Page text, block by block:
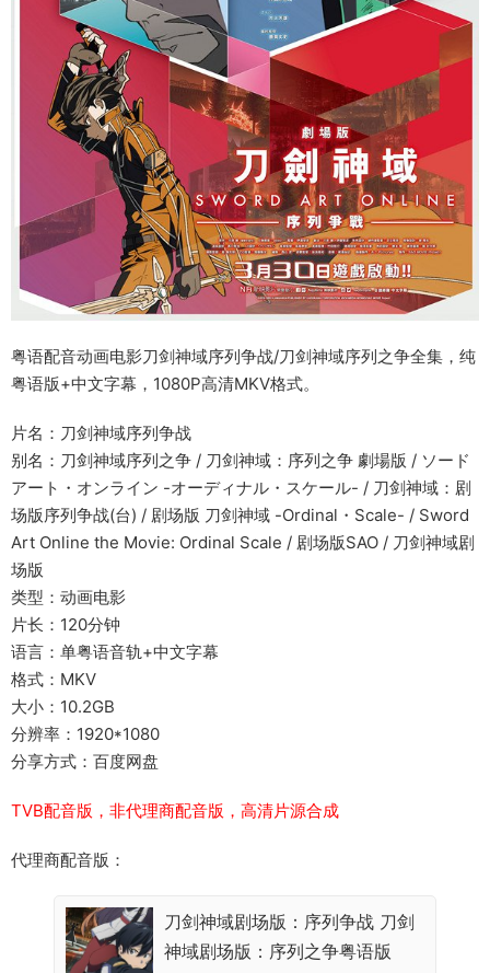
粤语配音动画电影刀剑神域序列争战/刀剑神域序列之争全集，纯
粤语版+中文字幕，1080P高清MKV格式。
片名：刀剑神域序列争战
别名：刀剑神域序列之争 / 刀剑神域：序列之争 劇場版 / ソード
アート・オンライン -オーディナル・スケール- / 刀剑神域：剧
场版序列争战(台) / 剧场版 刀剑神域 -Ordinal・Scale- / Sword
Art Online the Movie: Ordinal Scale / 剧场版SAO / 刀剑神域剧
场版
类型：动画电影
片长：120分钟
语言：单粤语音轨+中文字幕
格式：MKV
大小：10.2GB
分辨率：1920*1080
分享方式：百度网盘
TVB配音版，非代理商配音版，高清片源合成
代理商配音版：
刀剑神域剧场版：序列争战 刀剑
神域剧场版：序列之争粤语版